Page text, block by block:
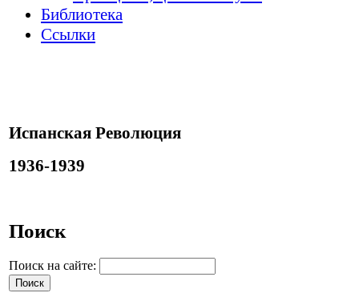
Библиотека
Ссылки
Испанская Революция
1936-1939
Поиск
Поиск на сайте: